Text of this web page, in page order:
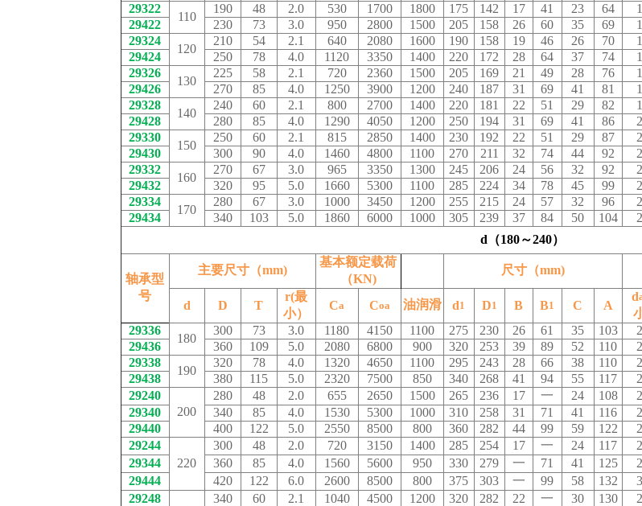
29322
110
190 48 2.0 530 1700 1800 175 142 17 41 23 64
29422
230 73 3.0 950 2800 1500 205 158 26 60 35 69
29324
120
210 54 2.1 640 2080 1600 190 158 19 46 26 70
29424
250 78 4.0 1120 3350 1400 220 172 28 64 37 74
29326
130
225 58 2.1 720 2360 1500 205 169 21 49 28 76
29426
270 85 4.0 1250 3900 1200 240 187 31 69 41 81
29328
140
240 60 2.1 800 2700 1400 220 181 22 51 29 82
29428
280 85 4.0 1290 4050 1200 250 194 31 69 41 86
29330
150
250 60 2.1 815 2850 1400 230 192 22 51 29 87
29430
300 90 4.0 1460 4800 1100 270 211 32 74 44 92
29332
160
270 67 3.0 965 3350 1300 245 206 24 56 32 92
29432
320 95 5.0 1660 5300 1100 285 224 34 78 45 99
29334
170
280 67 3.0 1000 3450 1200 255 215 24 57 32 96
29434
340 103 5.0 1860 6000 1000 305 239 37 84 50 104
d（180～240）
轴承型
号
主要尺寸（mm)
基本额定载荷
（KN)
尺寸（mm)
d D T
r(最
小）
Ca Coa 油润滑 d1 D1 B B1 C A
d
29336
180
300 73 3.0 1180 4150 1100 275 230 26 61 35 103
29436
360 109 5.0 2080 6800 900 320 253 39 89 52 110
29338
190
320 78 4.0 1320 4650 1100 295 243 28 66 38 110
29438
380 115 5.0 2320 7500 850 340 268 41 94 55 117
29240
200
280 48 2.0 655 2650 1500 265 236 17 一 24 108
29340
340 85 4.0 1530 5300 1000 310 258 31 71 41 116
29440
400 122 5.0 2550 8500 800 360 282 44 99 59 122
29244
220
300 48 2.0 720 3150 1400 285 254 17 一 24 117
29344
360 85 4.0 1560 5600 950 330 279 一 71 41 125
29444
420 122 6.0 2600 8500 800 375 303 一 99 58 132
29248
340 60 2.1 1040 4500 1200 320 282 22 一 30 130